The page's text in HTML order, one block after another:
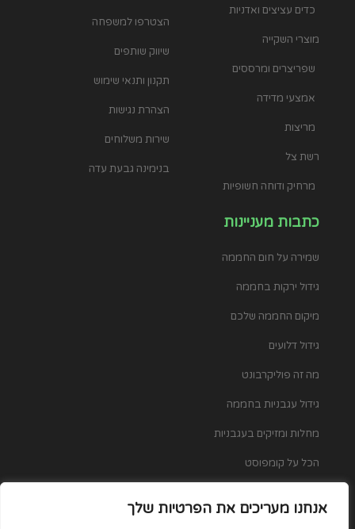
אנחנו מעריכים את הפרטיות שלך
כדים עציצים ואדניות
מוצרי השקייה
שפריצרים ומרססים
אמצעי מדידה
מריצות
רשת צל
מרחיק ודוחה חשופיות
הצטרפו למשפחה
שיווק שותפים
תקנון ותנאי שימוש
הצהרת נגישות
שירות משלוחים
בנימינה גבעת עדה
כתבות מעניינות
שמירה על חום החממה
גידול ירקות בחממה
מיקום החממה שלכם
גידול דלועים
מה זה פוליקרבונט
גידול עגבניות בחממה
מחלות ומזיקים בעגבניות
הכל על קומפוסט